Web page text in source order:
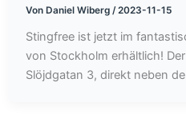
Von Daniel Wiberg /2023-11-15
Stingfree ist jetzt im
von Stockholm erhältlich!
Slöjdgatan 3, direkt neben